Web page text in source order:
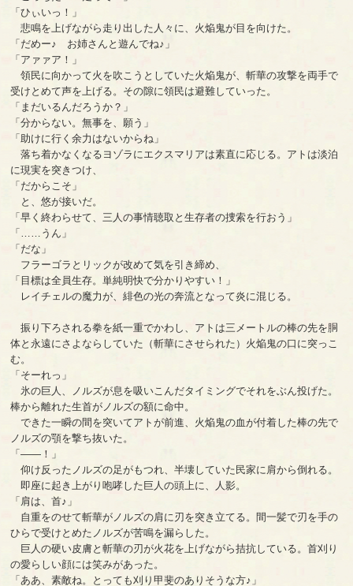
「ひぃいっ！」
悲鳴を上げながら走り出した人々に、火焔鬼が目を向けた。
「だめー♪ お姉さんと遊んでね♪」
「アァァア！」
領民に向かって火を吹こうとしていた火焔鬼が、斬華の攻撃を両手で
受けとめて声を上げる。その隙に領民は避難していった。
「まだいるんだろうか？」
「分からない。無事を、願う」
「助けに行く余力はないからね」
落ち着かなくなるヨゾラにエクスマリアは素直に応じる。アトは淡泊
に現実を突きつけ、
「だからこそ」
と、悠が接いだ。
「早く終わらせて、三人の事情聴取と生存者の捜索を行おう」
「……うん」
「だな」
フラーゴラとリックが改めて気を引き締め、
「目標は全員生存。単純明快で分かりやすい！」
レイチェルの魔力が、緋色の光の奔流となって炎に混じる。
振り下ろされる拳を紙一重でかわし、アトは三メートルの棒の先を胴
体と永遠にさよならしていた（斬華にさせられた）火焔鬼の口に突っこ
む。
「そーれっ」
氷の巨人、ノルズが息を吸いこんだタイミングでそれをぶん投げた。
棒から離れた生首がノルズの額に命中。
できた一瞬の間を突いてアトが前進、火焔鬼の血が付着した棒の先で
ノルズの顎を撃ち抜いた。
「――！」
仰け反ったノルズの足がもつれ、半壊していた民家に肩から倒れる。
即座に起き上がり咆哮した巨人の頭上に、人影。
「肩は、首♪」
自重をのせて斬華がノルズの肩に刃を突き立てる。間一髪で刃を手の
ひらで受けとめたノルズが苦鳴を漏らした。
巨人の硬い皮膚と斬華の刃が火花を上げながら拮抗している。首刈り
の愛らしい顔には笑みがあった。
「ああ、素敵ね。とっても刈り甲斐のありそうな方♪」